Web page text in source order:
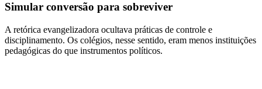
Simular conversão para sobreviver
A retórica evangelizadora ocultava práticas de controle e
disciplinamento. Os colégios, nesse sentido, eram menos instituições
pedagógicas do que instrumentos políticos.